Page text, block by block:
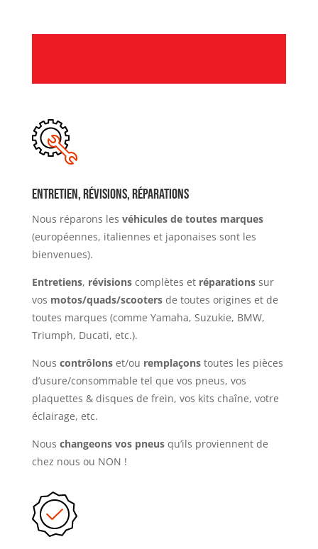
Entretien, révisions, réparations
Nous réparons les véhicules de toutes marques
(européennes, italiennes et japonaises sont les
bienvenues).
Entretiens, révisions complètes et réparations sur
vos motos/quads/scooters de toutes origines et de
toutes marques (comme Yamaha, Suzukie, BMW,
Triumph, Ducati, etc.).
Nous contrôlons et/ou remplaçons toutes les pièces
d’usure/consommable tel que vos pneus, vos
plaquettes & disques de frein, vos kits chaîne, votre
éclairage, etc.
Nous changeons vos pneusqu’ils proviennent de
chez nous ou NON !